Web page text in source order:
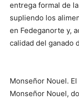
entrega formal de
supliendo los
en Fedeganorte y,
calidad del ganado
Monseñor Nouel.
Monseñor Nouel,